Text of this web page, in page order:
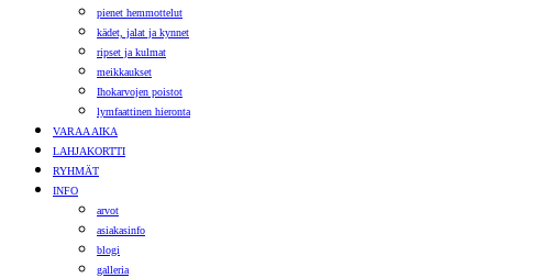
pienet hemmottelut
kädet, jalat ja kynnet
ripset ja kulmat
meikkaukset
Ihokarvojen poistot
lymfaattinen hieronta
VARAA AIKA
LAHJAKORTTI
RYHMÄT
INFO
arvot
asiakasinfo
blogi
galleria